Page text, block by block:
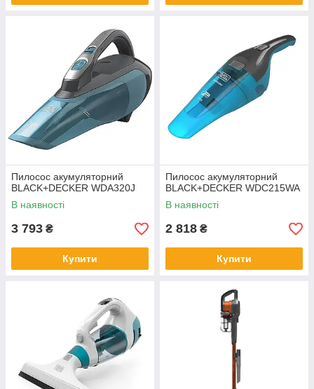
Пилосос акумуляторний
BLACK+DECKER WDA320J
В наявності
3 793 ₴
Купити
Пилосос акумуляторний
BLACK+DECKER WDC215WA
В наявності
2 818 ₴
Купити